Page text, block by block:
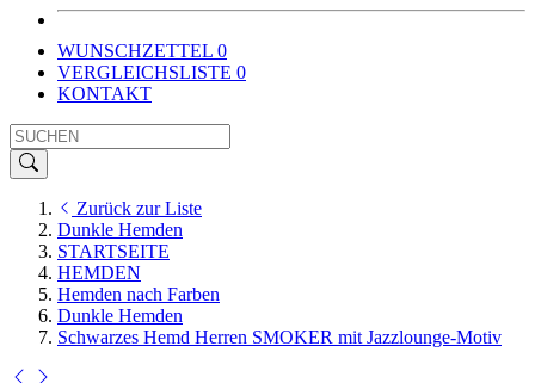
WUNSCHZETTEL 0
VERGLEICHSLISTE 0
KONTAKT
Zurück zur Liste
Dunkle Hemden
STARTSEITE
HEMDEN
Hemden nach Farben
Dunkle Hemden
Schwarzes Hemd Herren SMOKER mit Jazzlounge-Motiv